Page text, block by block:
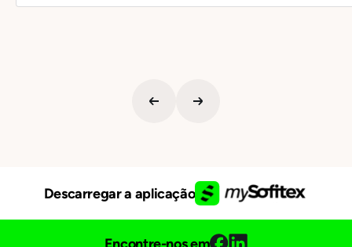
Descarregar a aplicação
Encontre-nos em